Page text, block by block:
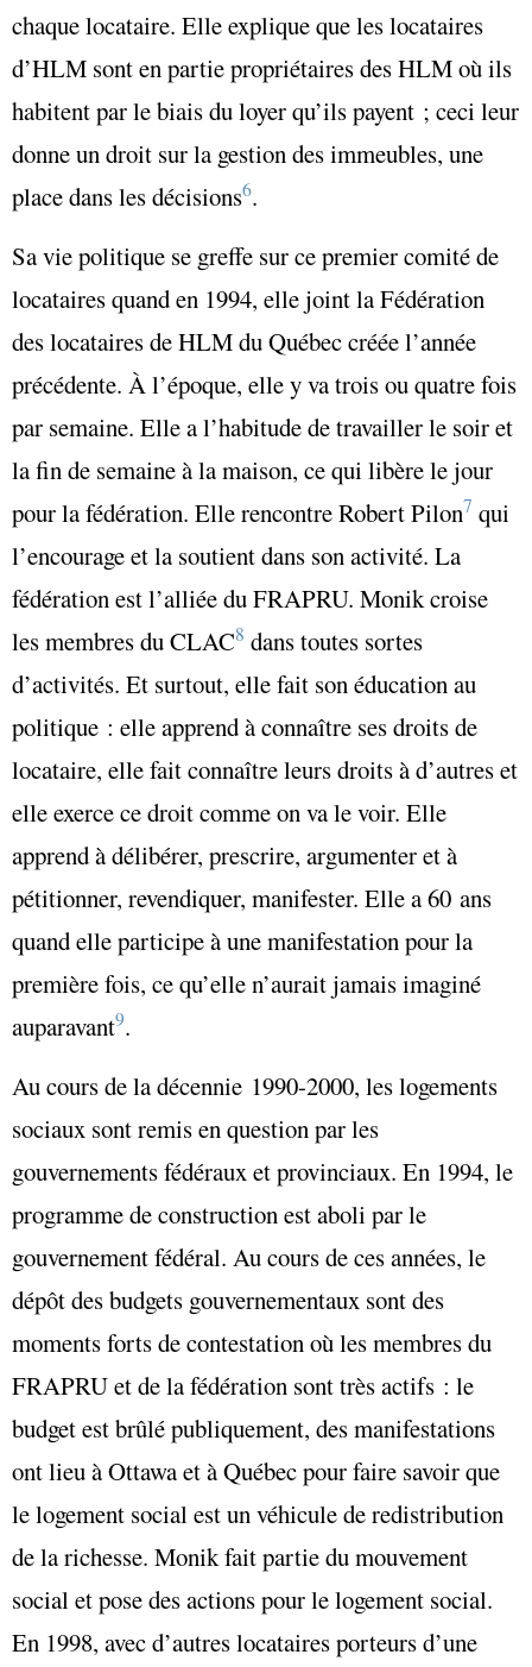
chaque locataire. Elle explique que les locataires
d’HLM sont en partie propriétaires des HLM où ils
habitent par le biais du loyer qu’ils payent ; ceci leur
donne un droit sur la gestion des immeubles, une
place dans les décisions6.
Sa vie politique se greffe sur ce premier comité de
locataires quand en 1994, elle joint la Fédération
des locataires de HLM du Québec créée l’année
précédente. À l’époque, elle y va trois ou quatre fois
par semaine. Elle a l’habitude de travailler le soir et
la fin de semaine à la maison, ce qui libère le jour
pour la fédération. Elle rencontre Robert Pilon7 qui
l’encourage et la soutient dans son activité. La
fédération est l’alliée du FRAPRU. Monik croise
les membres du CLAC8 dans toutes sortes
d’activités. Et surtout, elle fait son éducation au
politique : elle apprend à connaître ses droits de
locataire, elle fait connaître leurs droits à d’autres et
elle exerce ce droit comme on va le voir. Elle
apprend à délibérer, prescrire, argumenter et à
pétitionner, revendiquer, manifester. Elle a 60 ans
quand elle participe à une manifestation pour la
première fois, ce qu’elle n’aurait jamais imaginé
auparavant9.
Au cours de la décennie 1990-2000, les logements
sociaux sont remis en question par les
gouvernements fédéraux et provinciaux. En 1994, le
programme de construction est aboli par le
gouvernement fédéral. Au cours de ces années, le
dépôt des budgets gouvernementaux sont des
moments forts de contestation où les membres du
FRAPRU et de la fédération sont très actifs : le
budget est brûlé publiquement, des manifestations
ont lieu à Ottawa et à Québec pour faire savoir que
le logement social est un véhicule de redistribution
de la richesse. Monik fait partie du mouvement
social et pose des actions pour le logement social.
En 1998, avec d’autres locataires porteurs d’une